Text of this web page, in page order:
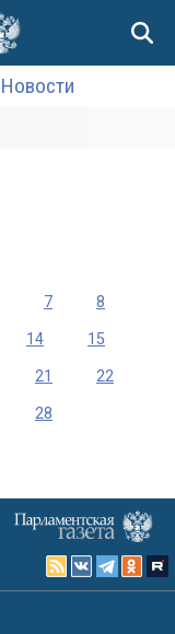
Новости
7
8
14
15
21
22
28